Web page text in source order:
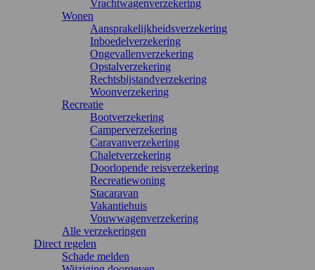
Vrachtwagenverzekering
Wonen
Aansprakelijkheidsverzekering
Inboedelverzekering
Ongevallenverzekering
Opstalverzekering
Rechtsbijstandverzekering
Woonverzekering
Recreatie
Bootverzekering
Camperverzekering
Caravanverzekering
Chaletverzekering
Doorlopende reisverzekering
Recreatiewoning
Stacaravan
Vakantiehuis
Vouwwagenverzekering
Alle verzekeringen
Direct regelen
Schade melden